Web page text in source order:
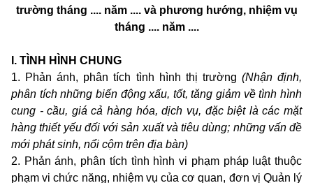
trường tháng .... năm .... và phương hướng, nhiệm vụ
tháng .... năm ....
I. TÌNH HÌNH CHUNG
1. Phản ánh, phân tích tình hình thị trường (Nhận định,
phân tích những biến động xấu, tốt, tăng giảm về tình hình
cung - cầu, giá cả hàng hóa, dịch vụ, đặc biệt là các mặt
hàng thiết yếu đối với sản xuất và tiêu dùng; những vấn đề
mới phát sinh, nổi cộm trên địa bàn)
2. Phản ánh, phân tích tình hình vi phạm pháp luật thuộc
phạm vi chức năng, nhiệm vụ của cơ quan, đơn vị Quản lý